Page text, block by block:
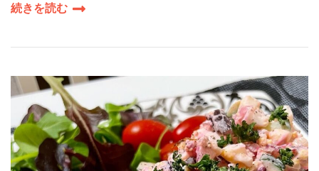
続きを読む